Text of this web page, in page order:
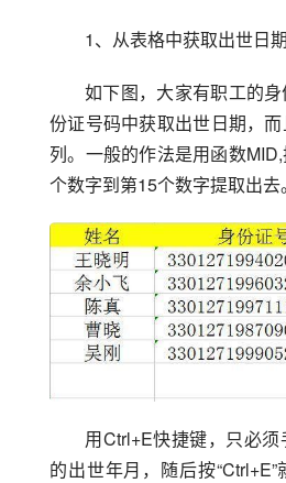
1、从表格中获取出世日期
如下图，大家有职工的
份证号码中获取出世日期，
列。一般的作法是用函数
个数字到第15个数字提取出去。
用Ctrl+E快捷键，只必
的出世年月，随后按